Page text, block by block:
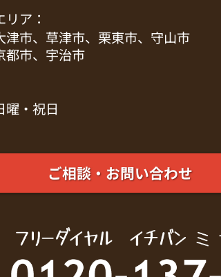
ア：
津市、草津市、栗東市、守山市
都市、宇治市
曜・祝日
ご相談・お問い合わせ